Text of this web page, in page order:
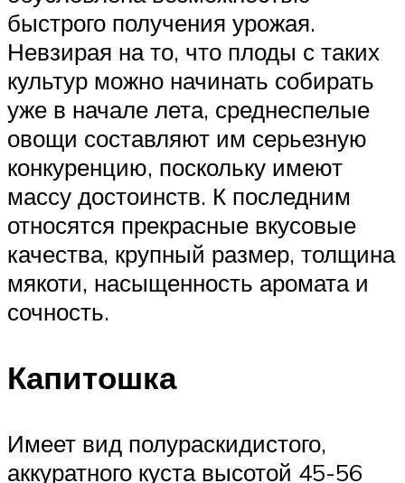
быстрого получения урожая.
Невзирая на то, что плоды с таких
культур можно начинать собирать
уже в начале лета, среднеспелые
овощи составляют им серьезную
конкуренцию, поскольку имеют
массу достоинств. К последним
относятся прекрасные вкусовые
качества, крупный размер, толщина
мякоти, насыщенность аромата и
сочность.
Капитошка
Имеет вид полураскидистого,
аккуратного куста высотой 45-56